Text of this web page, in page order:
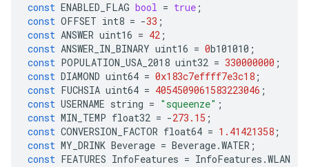
const ENABLED_FLAG bool = true ;
const OFFSET int8 = -33 ;
const ANSWER uint16 = 42 ;
const ANSWER_IN_BINARY uint16 = 0b101010 ;
const POPULATION_USA_2018 uint32 = 330000000 ;
const DIAMOND uint64 = 0x183c7effff7e3c18 ;
const FUCHSIA uint64 = 4054509061583223046 ;
const USERNAME string = "squeenze" ;
const MIN_TEMP float32 = -273.15 ;
const CONVERSION_FACTOR float64 = 1.41421358 ;
const MY_DRINK Beverage = Beverage.WATER ;
const FEATURES InfoFeatures = InfoFeatures .WLAN